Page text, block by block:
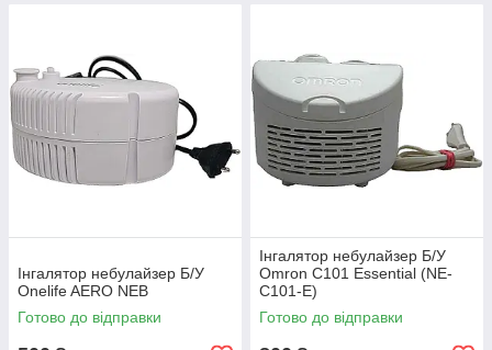
Інгалятор небулайзер Б/У
Onelife AERO NEB
Готово до відправки
Інгалятор небулайзер Б/У
Omron C101 Essential (NE-
C101-E)
Готово до відправки